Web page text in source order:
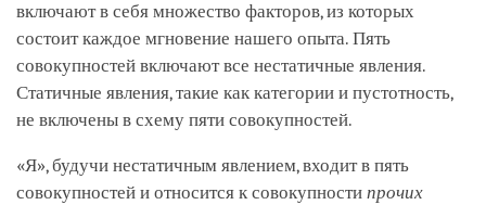
включают в себя множество факторов, из которых
состоит каждое мгновение нашего опыта. Пять
совокупностей включают все нестатичные явления.
Статичные явления, такие как категории и пустотность,
не включены в схему пяти совокупностей.
«Я», будучи нестатичным явлением, входит в пять
совокупностей и относится к совокупности прочих